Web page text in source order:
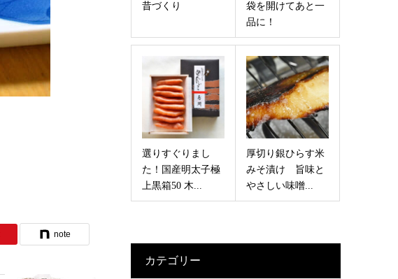
note
昔づくり
袋を開けてあと一
品に！
選りすぐりまし
た！国産明太子極
上黒箱50 木...
厚切り銀ひらす米
みそ漬け 旨味と
やさしい味噌...
カテゴリー